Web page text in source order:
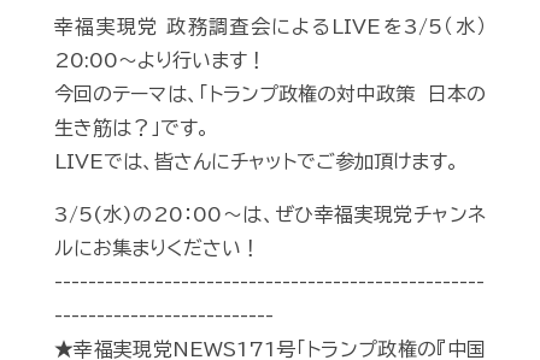
幸福実現党 政務調査会によるLIVEを3/5（水）
20:00〜より行います！
今回のテーマは、「トランプ政権の対中政策 日本の
生き筋は？」です。
LIVEでは、皆さんにチャットでご参加頂けます。
3/5(水)の20：00～は、ぜひ幸福実現党チャンネ
ルにお集まりください！
---------------------------------------------------
--------------------------
★幸福実現党NEWS171号「トランプ政権の『中国